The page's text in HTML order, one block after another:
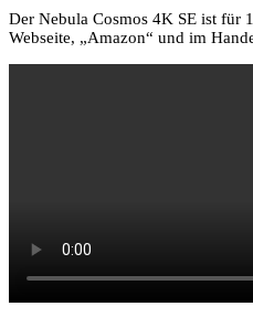
Der Nebula Cosmos 4K SE ist für
Webseite, „Amazon“ und im